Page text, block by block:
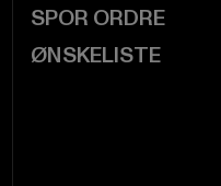
SPOR ORDRE
ØNSKELISTE